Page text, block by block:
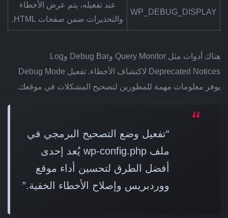
WP_DEBUG_DISPLAY
عند تفعيله، يتم عرض الأخطاء
والتحذيرات ضمن صفحات HTML.
هناك أدوات مثل Query Monitor وDebug Bar وLog
Deprecated Notices لاكتشاف الأخطاء. تفعيل Debug Mode
يوفر معلومات مهمة للمطورين لتصحيح المشكلات في موقعك.
“تفعيل وضع التصحيح البرمجي في
ملف wp-config.php يُعد إحدى
أفضل الطرق لتحسين أداء موقع
ووردبريس وإصلاح الأخطاء الخفية.”